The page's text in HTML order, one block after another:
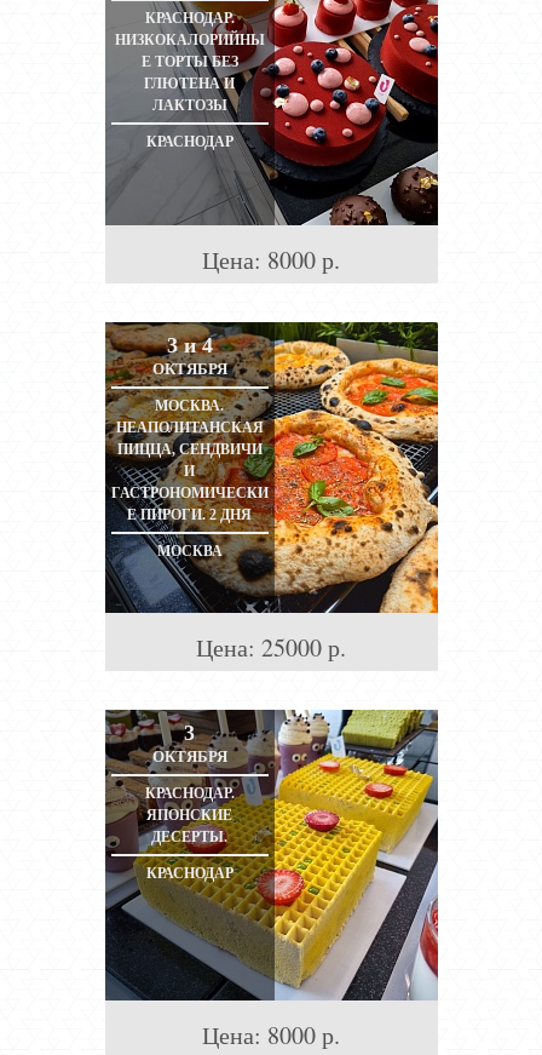
КРАСНОДАР.
НИЗКОКАЛОРИЙНЫ
Е ТОРТЫ БЕЗ
ГЛЮТЕНА И
ЛАКТОЗЫ
КРАСНОДАР
Цена: 8000р.
3 и 4
ОКТЯБРЯ
МОСКВА.
НЕАПОЛИТАНСКАЯ
ПИЦЦА, СЕНДВИЧИ
И
ГАСТРОНОМИЧЕСКИ
Е ПИРОГИ. 2 ДНЯ
МОСКВА
Цена: 25000р.
3
ОКТЯБРЯ
КРАСНОДАР.
ЯПОНСКИЕ
ДЕСЕРТЫ.
КРАСНОДАР
Цена: 8000р.